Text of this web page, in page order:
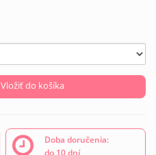
Vložiť do košíka
Doba doručenia:
do 10 dní